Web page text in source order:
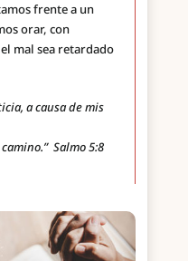
frente a un
orar, con
mal sea retardado
a causa de mis
Salmo 5:8